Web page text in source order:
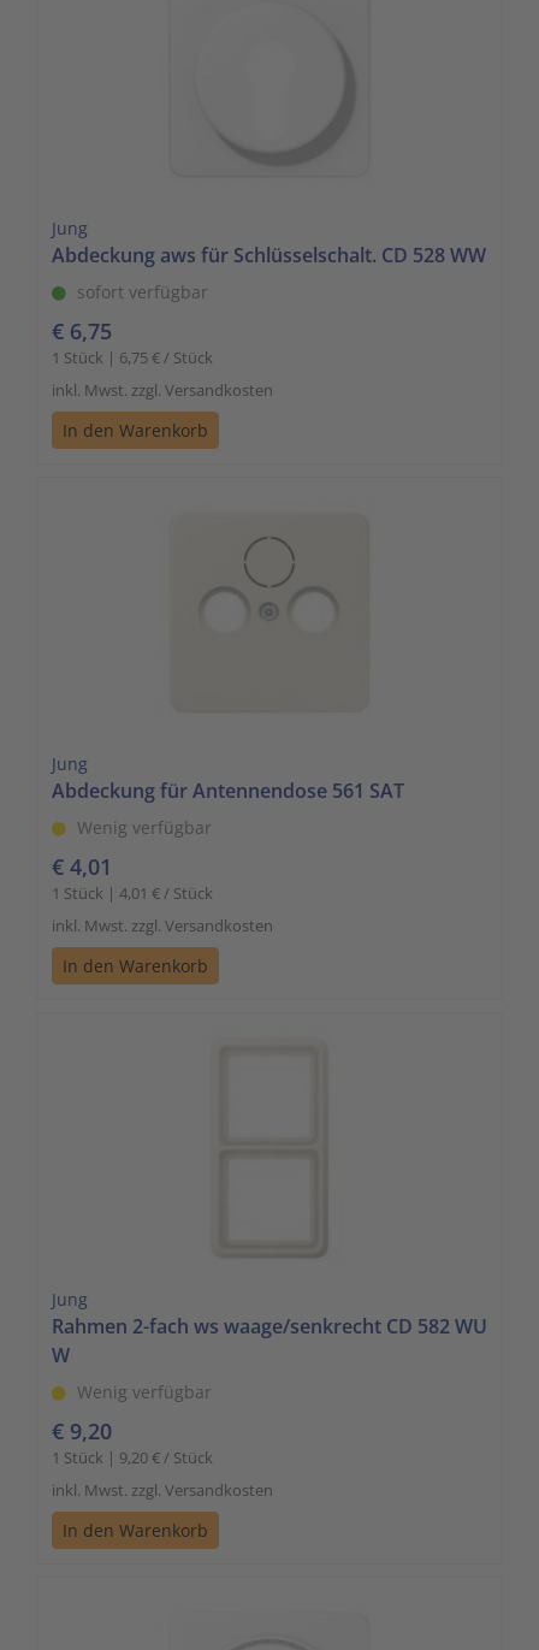
Jung
Abdeckung aws für Schlüsselschalt. CD 528 WW
sofort verfügbar
€ 6,75
1 Stück | 6,75 € / Stück
inkl. Mwst. zzgl. Versandkosten
In den Warenkorb
Jung
Abdeckung für Antennendose 561 SAT
Wenig verfügbar
€ 4,01
1 Stück | 4,01 € / Stück
inkl. Mwst. zzgl. Versandkosten
In den Warenkorb
Jung
Rahmen 2-fach ws waage/senkrecht CD 582 WU
W
Wenig verfügbar
€ 9,20
1 Stück | 9,20 € / Stück
inkl. Mwst. zzgl. Versandkosten
In den Warenkorb